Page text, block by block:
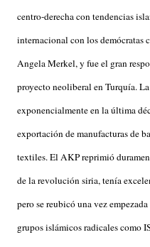
centro-derecha con tendencias
internacional con los demócratas
Angela Merkel, y fue el gran
proyecto neoliberal en Turquía.
exponencialmente en la última
exportación de manufacturas de
textiles. El AKP reprimió
de la revolución siria, tenía
pero se reubicó una vez
grupos islámicos radicales como